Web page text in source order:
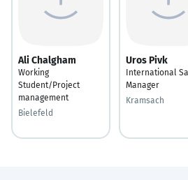
Ali Chalgham
Working
Student/Project
management
Bielefeld
Uros Pivk
International
Manager
Kramsach